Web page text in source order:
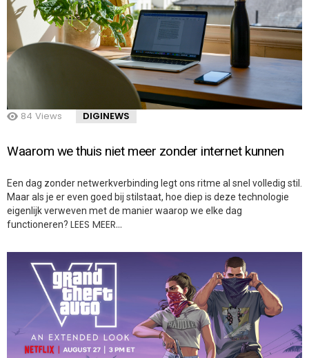
84 Views DIGINEWS
Waarom we thuis niet meer zonder internet kunnen
Een dag zonder netwerkverbinding legt ons ritme al snel volledig stil.
Maar als je er even goed bij stilstaat, hoe diep is deze technologie
eigenlijk verweven met de manier waarop we elke dag
functioneren? LEES MEER…